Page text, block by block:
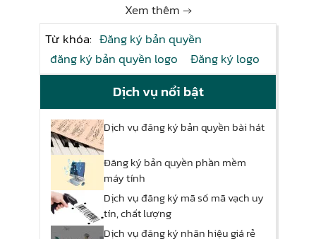
Xem thêm →
Từ khóa: Đăng ký bản quyền
đăng ký bản quyền logo
Đăng ký logo
Dịch vụ nổi bật
Dịch vụ đăng ký bản quyền bài hát
Đăng ký bản quyền phần mềm
máy tính
Dịch vụ đăng ký mã số mã vạch uy
tín, chất lượng
Dịch vụ đăng ký nhãn hiệu giá rẻ